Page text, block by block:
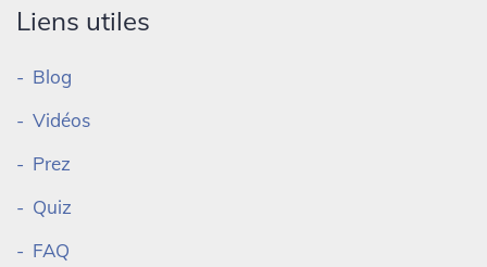
Liens utiles
Blog
Vidéos
Prez
Quiz
FAQ